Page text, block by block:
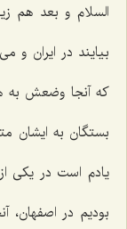
السلام و بعد هم
بیایند در ایران و
که آنجا وضعش به
بستگان به ایشان
یادم است در یکی
بودیم در اصفهان،